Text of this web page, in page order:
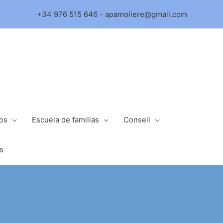
+34 976 515 646 - apamoliere@gmail.com
Escuela de familias Conseil